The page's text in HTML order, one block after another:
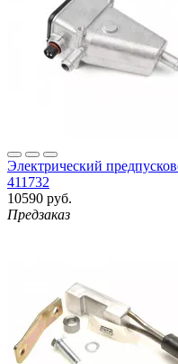
Электрический
411732
10590 руб.
Предзаказ